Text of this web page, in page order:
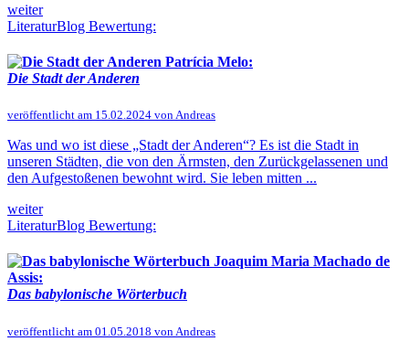
weiter
LiteraturBlog Bewertung:
Patrícia Melo:
Die Stadt der Anderen
veröffentlicht am 15.02.2024 von Andreas
Was und wo ist diese „Stadt der Anderen“? Es ist die Stadt in
unseren Städten, die von den Ärmsten, den Zurückgelassenen und
den Aufgestoßenen bewohnt wird. Sie leben mitten ...
weiter
LiteraturBlog Bewertung:
Joaquim Maria Machado de
Assis:
Das babylonische Wörterbuch
veröffentlicht am 01.05.2018 von Andreas